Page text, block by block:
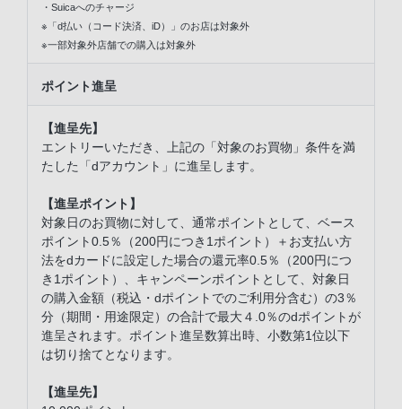
・Suicaへのチャージ
※「d払い（コード決済、iD）」のお店は対象外
※一部対象外店舗での購入は対象外
ポイント進呈
【進呈先】
エントリーいただき、上記の「対象のお買物」条件を満
たした「dアカウント」に進呈します。
【進呈ポイント】
対象日のお買物に対して、通常ポイントとして、ベース
ポイント0.5％（200円につき1ポイント）＋お支払い方
法をdカードに設定した場合の還元率0.5％（200円につ
き1ポイント）、キャンペーンポイントとして、対象日
の購入金額（税込・dポイントでのご利用分含む）の3％
分（期間・用途限定）の合計で最大４.0％のdポイントが
進呈されます。ポイント進呈数算出時、小数第1位以下
は切り捨てとなります。
【進呈先】